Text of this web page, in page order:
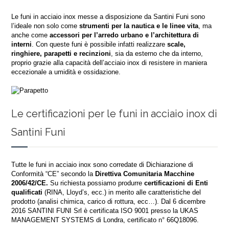
Le funi in acciaio inox messe a disposizione da Santini Funi sono
l’ideale non solo comestrumenti per la nautica e le linee vita, ma
anche comeaccessori per l’arredo urbano e l’architettura di
interni. Con queste funi è possibile infatti realizzarescale,
ringhiere, parapetti e recinzioni, sia da esterno che da interno,
proprio grazie alla capacità dell’acciaio inox di resistere in maniera
eccezionale a umidità e ossidazione.
Le certificazioni per le funi in acciaio inox di
Santini Funi
Tutte le funi in acciaio inox sono corredate di Dichiarazione di
Conformità “CE” secondo la Direttiva Comunitaria Macchine
2006/42/CE. Su richiesta possiamo produrrecertificazioni di Enti
qualificati (RINA, Lloyd’s, ecc.) in merito alle caratteristiche del
prodotto (analisi chimica, carico di rottura, ecc…). Dal 6 dicembre
2016 SANTINI FUNI Srl è certificata ISO 9001 presso la UKAS
MANAGEMENT SYSTEMS di Londra, certificato n° 66Q18096.